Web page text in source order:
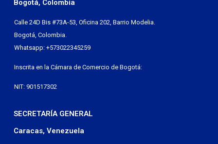
Bogotá, Colombia
Calle 24D Bis #73A-53, Oficina 202, Barrio Modelia.
Bogotá, Colombia.
Whatsapp: +573022345259
Inscrita en la Cámara de Comercio de Bogotá:
NIT: 901517302
SECRETARÍA GENERAL
Caracas, Venezuela